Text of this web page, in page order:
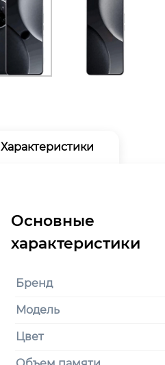
Характеристики
Бренд
Модель
Цвет